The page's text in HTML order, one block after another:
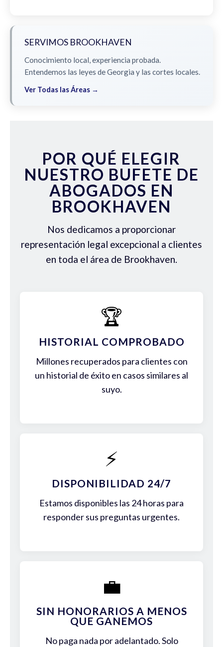
SERVIMOS BROOKHAVEN
Conocimiento local, experiencia probada.
Entendemos las leyes de Georgia y las cortes locales.
Ver Todas las Áreas →
POR QUÉ ELEGIR
NUESTRO BUFETE DE
ABOGADOS EN
BROOKHAVEN
Nos dedicamos a proporcionar
representación legal excepcional a clientes
en toda el área de Brookhaven.
🏆
HISTORIAL COMPROBADO
Millones recuperados para clientes con
un historial de éxito en casos similares al
suyo.
⚡
DISPONIBILIDAD 24/7
Estamos disponibles las 24 horas para
responder sus preguntas urgentes.
💼
SIN HONORARIOS A MENOS
QUE GANEMOS
No paga nada por adelantado. Solo